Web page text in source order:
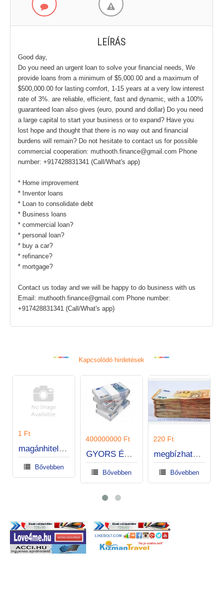
LEÍRÁS
Good day,
Do you need an urgent loan to solve your financial needs, We
provide loans from a minimum of $5,000.00 and a maximum of
$500,000.00 for lasting comfort, 1-15 years at a very low interest
rate of 3%. are reliable, efficient, fast and dynamic, with a 100%
guaranteed loan also gives (euro, pound and dollar) Do you need
a large capital to start your business or to expand? Have you
lost hope and thought that there is no way out and financial
burdens will remain? Do not hesitate to contact us for possible
commercial cooperation: muthooth.finance@gmail.com Phone
number: +917428831341 (Call/What's app)
* Home improvement
* Inventor loans
* Loan to consolidate debt
* Business loans
* commercial loan?
* personal loan?
* buy a car?
* refinance?
* mortgage?
Contact us today and we will be happy to do business with us
Email: muthooth.finance@gmail.com Phone number:
+917428831341 (Call/What's app)
Kapcsolódó hirdetések
1 Ft
magánhitel magánszemélyeknek és cégeknek.
Bővebben
400000000 Ft
GYORS ÉS EXPRESSZ KÖLCSÖNÖK
Bővebben
220 Ft
megbízható hitelajánlat
Bővebben